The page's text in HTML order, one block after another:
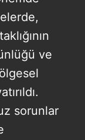
ve
sorunlar